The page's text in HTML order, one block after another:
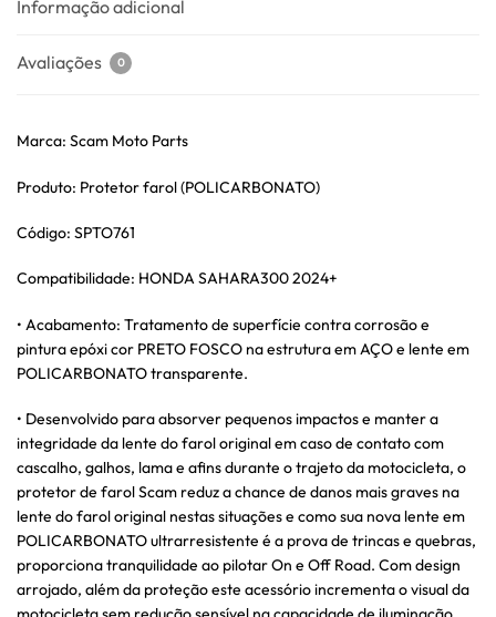
Informação adicional
Avaliações 0
Marca: Scam Moto Parts
Produto: Protetor farol (POLICARBONATO)
Código: SPTO761
Compatibilidade: HONDA SAHARA300 2024+
• Acabamento: Tratamento de superfície contra corrosão e
pintura epóxi cor PRETO FOSCO na estrutura em AÇO e lente em
POLICARBONATO transparente.
• Desenvolvido para absorver pequenos impactos e manter a
integridade da lente do farol original em caso de contato com
cascalho, galhos, lama e afins durante o trajeto da motocicleta, o
protetor de farol Scam reduz a chance de danos mais graves na
lente do farol original nestas situações e como sua nova lente em
POLICARBONATO ultrarresistente é a prova de trincas e quebras,
proporciona tranquilidade ao pilotar On e Off Road. Com design
arrojado, além da proteção este acessório incrementa o visual da